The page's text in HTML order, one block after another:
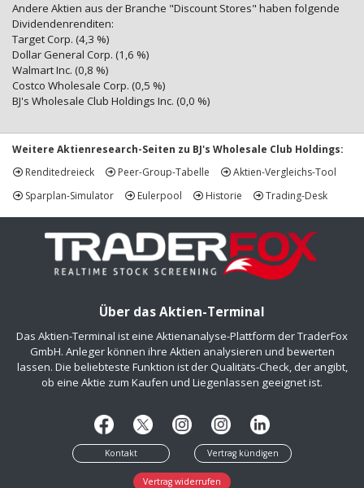
Andere Aktien aus der Branche "Discount Stores" haben folgende
Dividendenrenditen:
Target Corp. (4,3 %)
Dollar General Corp. (1,6 %)
Walmart Inc. (0,8 %)
Costco Wholesale Corp. (0,5 %)
BJ's Wholesale Club Holdings Inc. (0,0 %)
Weitere Aktienresearch-Seiten zu BJ's Wholesale Club Holdings:
Renditedreieck
Peer-Group-Tabelle
Aktien-Vergleichs-Tool
Sparplan-Simulator
Eulerpool Historie Trading-Desk
Über das Aktien-Terminal
Das Aktien-Terminal ist eine Aktienanalyse-Plattform der TraderFox
GmbH. Anleger können ihre Aktien analysieren und bewerten
lassen. Die beliebteste Funktion ist der Qualitäts-Check, der angibt,
ob eine Aktie zum Kaufen und Liegenlassen geeignet ist.
Kontakt Vertrag kündigen
Vertrag widerrufen